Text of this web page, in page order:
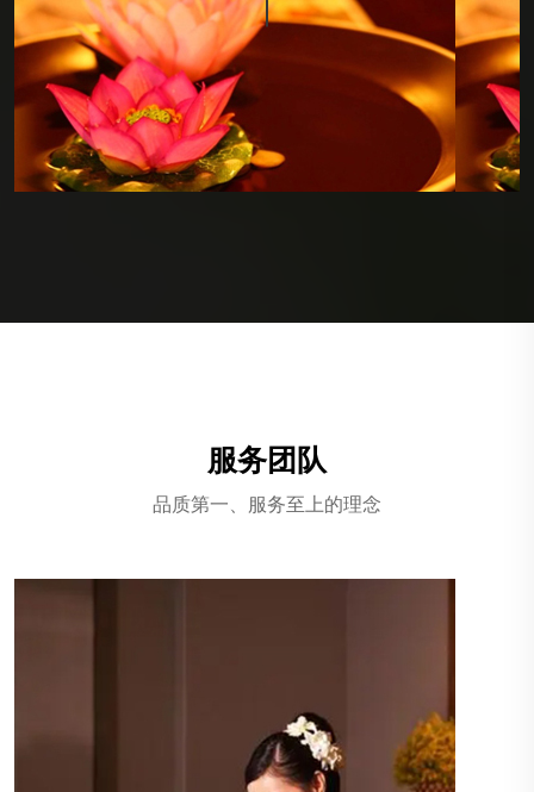
毒！价格很合适，因为综合性很强，所以喜欢深度SPA
护理的朋友可以来看看
服务团队
品质第一、服务至上的理念